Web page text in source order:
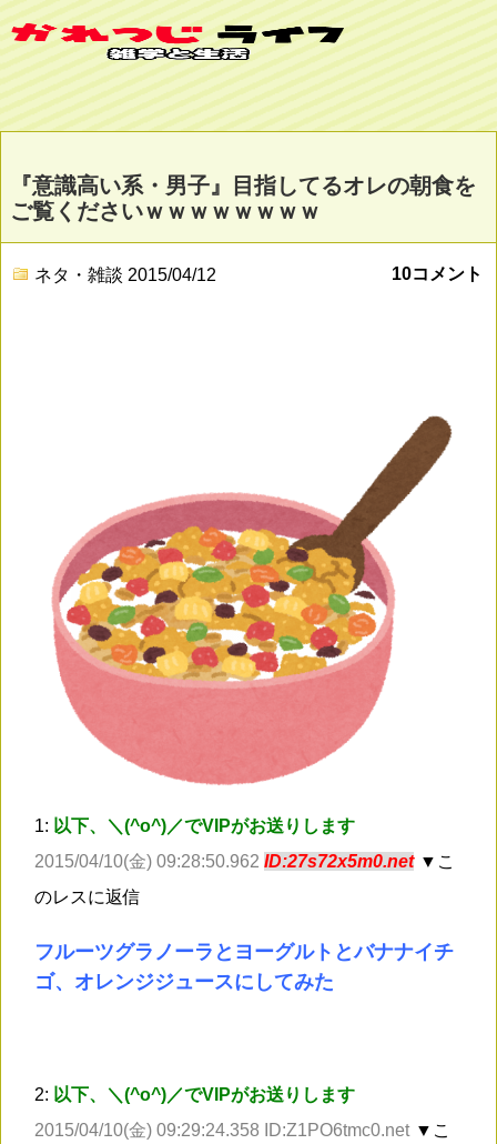
『意識高い系・男子』目指してるオレの朝食を
ご覧くださいｗｗｗｗｗｗｗｗ
ネタ・雑談 2015/04/12 10コメント
1: 以下、＼(^o^)／でVIPがお送りします
2015/04/10(金) 09:28:50.962 ID:27s72x5m0.net ▼こ
のレスに返信
フルーツグラノーラとヨーグルトとバナナイチ
ゴ、オレンジジュースにしてみた
2: 以下、＼(^o^)／でVIPがお送りします
2015/04/10(金) 09:29:24.358 ID:Z1PO6tmc0.net ▼こ